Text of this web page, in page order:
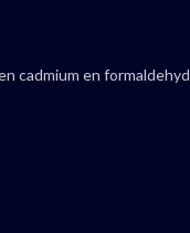
cadmium en